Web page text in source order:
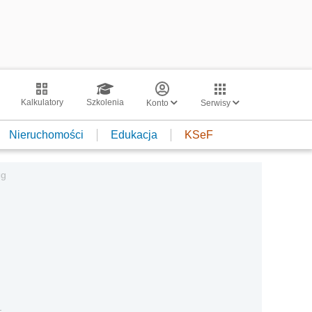
Kalkulatory Szkolenia Konto Serwisy
Nieruchomości Edukacja KSeF